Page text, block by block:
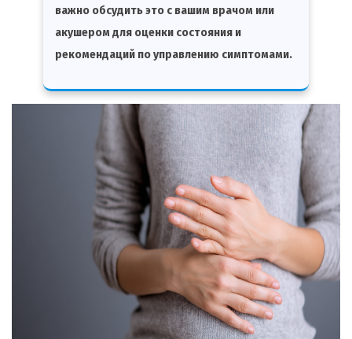
важно обсудить это с вашим врачом или
акушером для оценки состояния и
рекомендаций по управлению симптомами.